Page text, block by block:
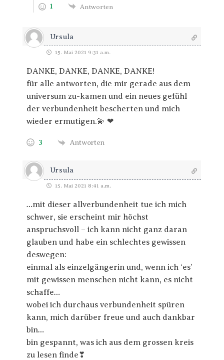
1 Antworten
Ursula
15. Mai 2021 9:31 a.m.
DANKE, DANKE, DANKE, DANKE!
für alle antworten, die mir gerade aus dem
universum zu-kamen und ein neues gefühl
der verbundenheit bescherten und mich
wieder ermutigen.💫 ❤
3 Antworten
Ursula
15. Mai 2021 8:41 a.m.
…mit dieser allverbundenheit tue ich mich
schwer, sie erscheint mir höchst
anspruchsvoll – ich kann nicht ganz daran
glauben und habe ein schlechtes gewissen
deswegen:
einmal als einzelgängerin und, wenn ich ‘es’
mit gewissen menschen nicht kann, es nicht
schaffe…
wobei ich durchaus verbundenheit spüren
kann, mich darüber freue und auch dankbar
bin…
bin gespannt, was ich aus dem grossen kreis
zu lesen finde❣